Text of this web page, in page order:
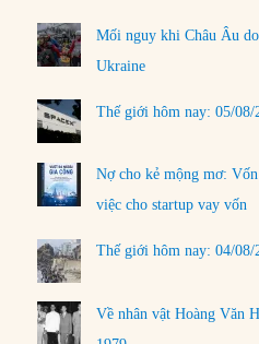
Mối nguy khi Châu Âu
Ukraine
Thế giới hôm nay: 05/08/
Nợ cho kẻ mộng mơ:
việc cho startup vay vốn
Thế giới hôm nay: 04/08/
Về nhân vật Hoàng Văn